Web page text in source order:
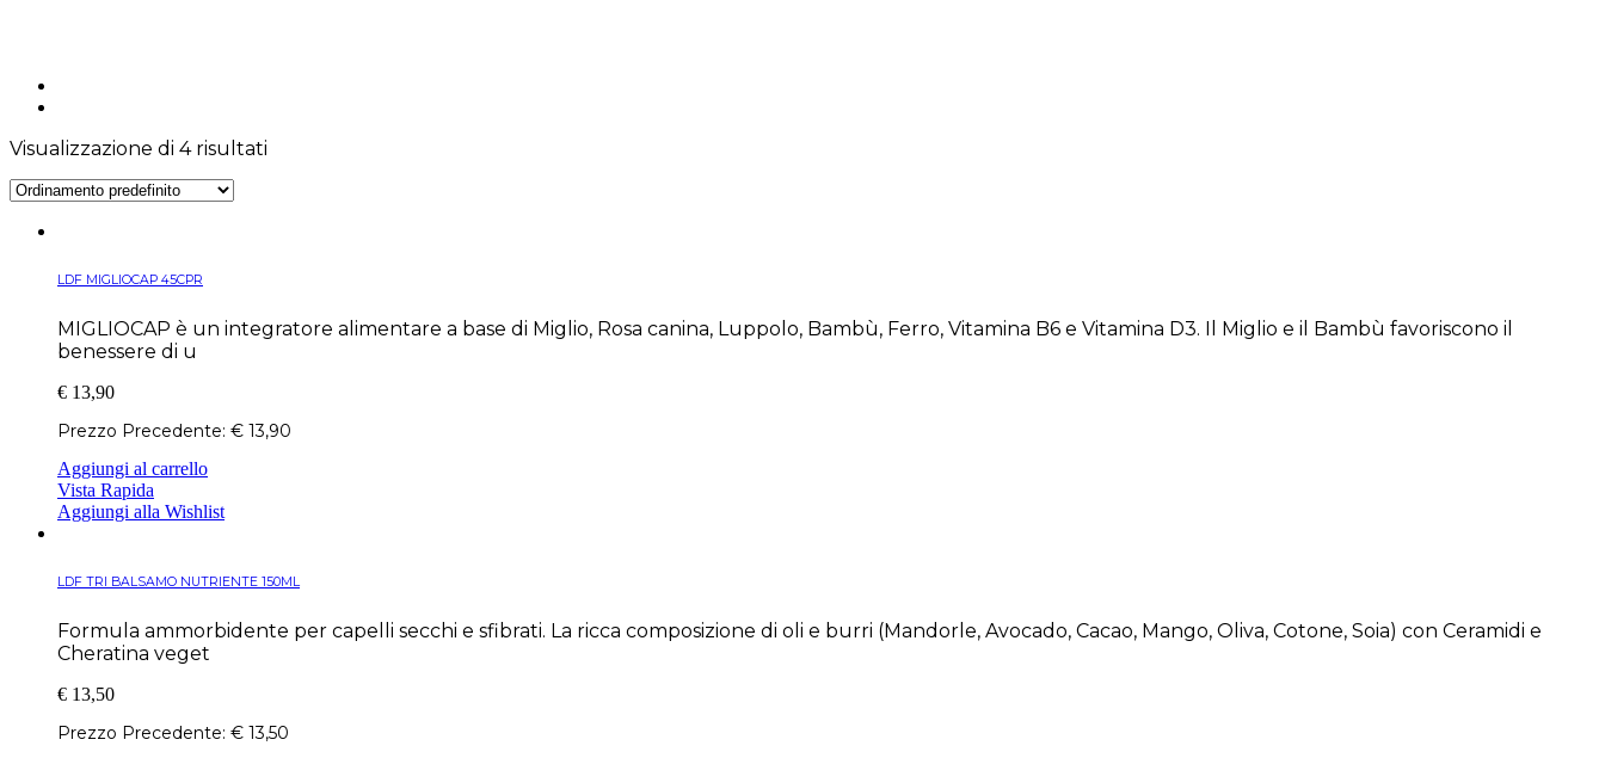
Visualizzazione di 4 risultati
LDF MIGLIOCAP 45CPR
MIGLIOCAP è un integratore alimentare a base di Miglio, Rosa canina, Luppolo, Bambù, Ferro, Vitamina B6 e Vitamina D3. Il Miglio e il Bambù favoriscono il
benessere di u
€ 13,90
Prezzo Precedente: € 13,90
Aggiungi al carrello
Vista Rapida
Aggiungi alla Wishlist
LDF TRI BALSAMO NUTRIENTE 150ML
Formula ammorbidente per capelli secchi e sfibrati. La ricca composizione di oli e burri (Mandorle, Avocado, Cacao, Mango, Oliva, Cotone, Soia) con Ceramidi e
Cheratina veget
€ 13,50
Prezzo Precedente: € 13,50